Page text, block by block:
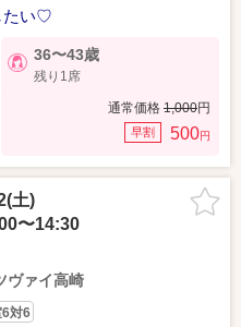
たい♡
36〜43歳
残り1席
通常価格 1,000円
早割 500円
土)
〜14:30
ヴァイ高崎
対6